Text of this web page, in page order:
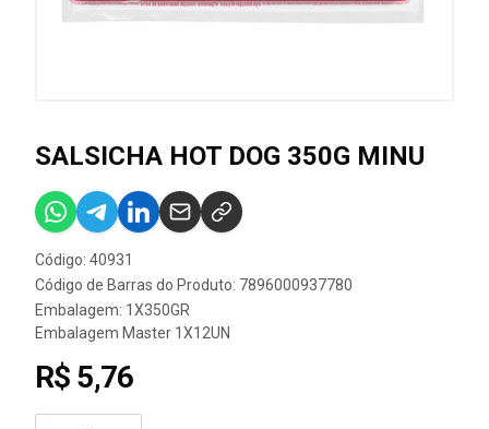
SALSICHA HOT DOG 350G MINU
Código: 40931
Código de Barras do Produto: 7896000937780
Embalagem: 1X350GR
Embalagem Master 1X12UN
R$ 5,76